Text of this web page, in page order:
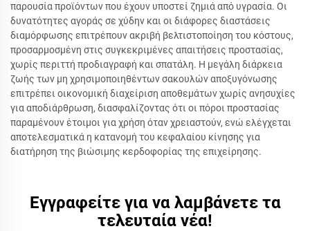
παρουσία προϊόντων που έχουν υποστεί ζημιά από υγρασία. Οι
δυνατότητες αγοράς σε χύδην και οι διάφορες διαστάσεις
διαμόρφωσης επιτρέπουν ακριβή βελτιστοποίηση του κόστους,
προσαρμοσμένη στις συγκεκριμένες απαιτήσεις προστασίας,
χωρίς περιττή προδιαγραφή και σπατάλη. Η μεγάλη διάρκεια
ζωής των μη χρησιμοποιηθέντων σακουλών αποξυγόνωσης
επιτρέπει οικονομική διαχείριση αποθεμάτων χωρίς ανησυχίες
για αποδιάρθρωση, διασφαλίζοντας ότι οι πόροι προστασίας
παραμένουν έτοιμοι για χρήση όταν χρειαστούν, ενώ ελέγχεται
αποτελεσματικά η κατανομή του κεφαλαίου κίνησης για
διατήρηση της βιώσιμης κερδοφορίας της επιχείρησης.
Εγγραφείτε για να λαμβάνετε τα
τελευταία νέα!